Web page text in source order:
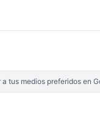
tus medios preferidos en